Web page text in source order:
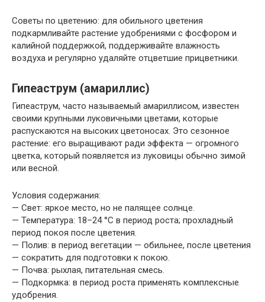
Советы по цветению: для обильного цветения
подкармливайте растение удобрениями с фосфором и
калийной поддержкой, поддерживайте влажность
воздуха и регулярно удаляйте отцветшие прицветники.
Гипеаструм (амариллис)
Гипеаструм, часто называемый амариллисом, известен
своими крупными луковичными цветами, которые
распускаются на высоких цветоносах. Это сезонное
растение: его выращивают ради эффекта — огромного
цветка, который появляется из луковицы обычно зимой
или весной.
Условия содержания:
— Свет: яркое место, но не палящее солнце.
— Температура: 18–24 °C в период роста; прохладный
период покоя после цветения.
— Полив: в период вегетации — обильнее, после цветения
— сократить для подготовки к покою.
— Почва: рыхлая, питательная смесь.
— Подкормка: в период роста применять комплексные
удобрения.